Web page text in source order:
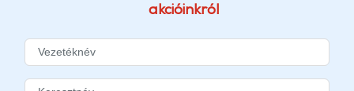
akcióinkról